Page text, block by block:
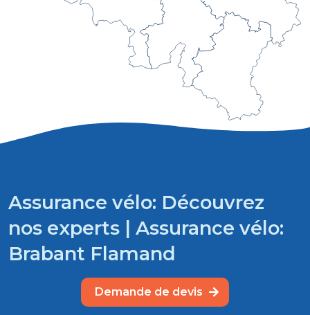
Assurance vélo: Découvrez
nos experts | Assurance vélo:
Brabant Flamand
Demande de devis